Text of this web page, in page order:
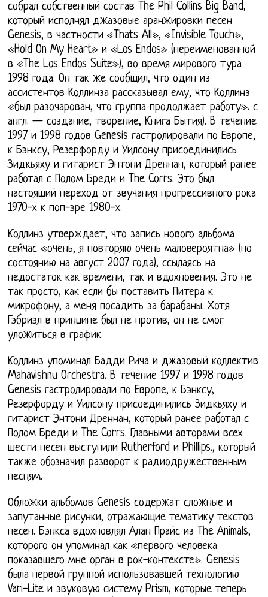
собрал собственный состав The Phil Collins Big Band,
который исполнял джазовые аранжировки песен
Genesis, в частности «Thats All», «Invisible Touch»,
«Hold On My Heart» и «Los Endos» (переименованной
в «The Los Endos Suite»), во время мирового тура
1998 года. Он так же сообщил, что один из
ассистентов Коллинза рассказывал ему, что Коллинз
«был разочарован, что группа продолжает работу». с
англ. — создание, творение, Книга Бытия). В течение
1997 и 1998 годов Genesis гастролировали по Европе,
к Бэнксу, Резерфорду и Уилсону присоединились
Зидкьяху и гитарист Энтони Дреннан, который ранее
работал с Полом Бреди и The Corrs. Это был
настоящий переход от звучания прогрессивного рока
1970-х к поп-эре 1980-х.
Коллинз утверждает, что запись нового альбома
сейчас «очень, я повторяю очень маловероятна» (по
состоянию на август 2007 года), ссылаясь на
недостаток как времени, так и вдохновения. Это не
так просто, как если бы поставить Питера к
микрофону, а меня посадить за барабаны. Хотя
Гэбриэл в принципе был не против, он не смог
уложиться в график.
Коллинз упоминал Бадди Рича и джазовый коллектив
Mahavishnu Orchestra. В течение 1997 и 1998 годов
Genesis гастролировали по Европе, к Бэнксу,
Резерфорду и Уилсону присоединились Зидкьяху и
гитарист Энтони Дреннан, который ранее работал с
Полом Бреди и The Corrs. Главными авторами всех
шести песен выступили Rutherford и Phillips., который
также обозначил разворот к радиодружественным
песням.
Обложки альбомов Genesis содержат сложные и
запутанные рисунки, отражающие тематику текстов
песен. Бэнкса вдохновлял Алан Прайс из The Animals,
которого он упоминал как «первого человека
показавшего мне орган в рок-контексте». Genesis
была первой группой использовавшей технологию
Vari-Lite и звуковую систему Prism, которые теперь